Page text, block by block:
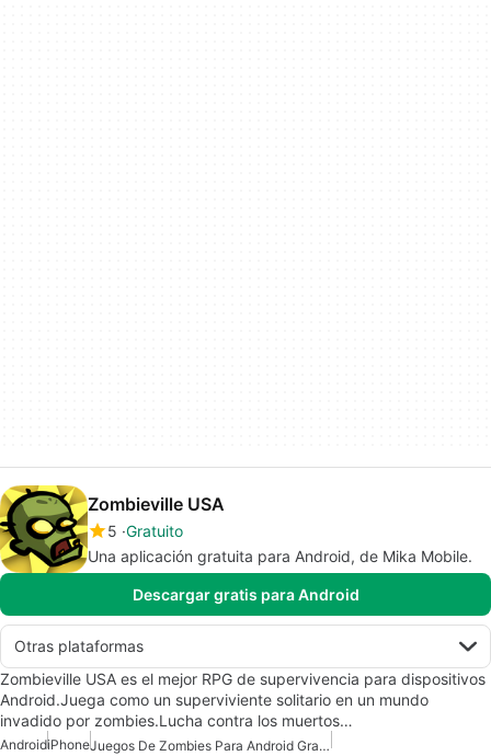
Zombieville USA
5 Gratuito
Una aplicación gratuita para Android, de Mika Mobile.
Descargar gratis para Android
Otras plataformas
Zombieville USA es el mejor RPG de supervivencia para dispositivos
Android.Juega como un superviviente solitario en un mundo
invadido por zombies.Lucha contra los muertos…
AndroidiPhone
Juegos De Zombies Para Android Gratis